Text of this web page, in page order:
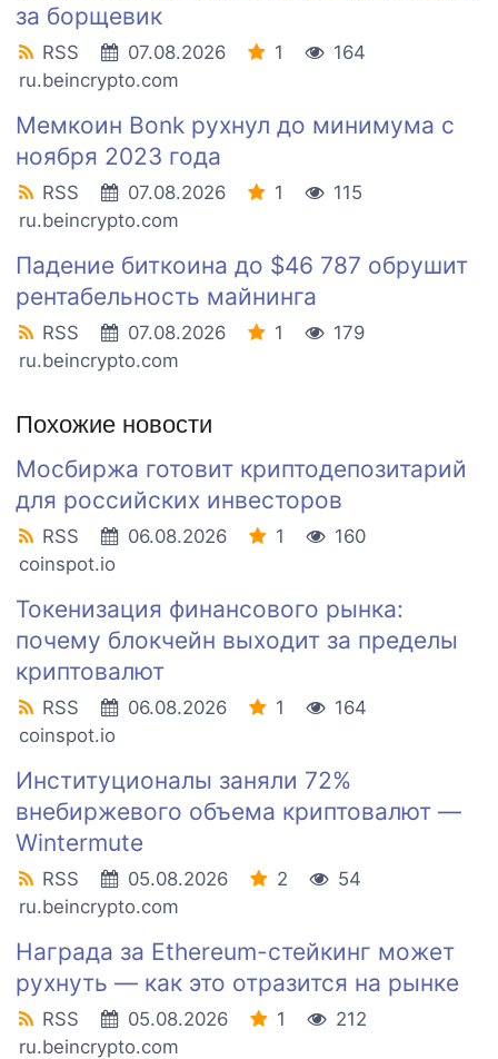
за борщевик
RSS 07.08.2026 1
164
ru.beincrypto.com
Мемкоин Bonk рухнул до минимума с
ноября 2023 года
RSS 07.08.2026 1
115
ru.beincrypto.com
Падение биткоина до $46 787 обрушит
рентабельность майнинга
RSS 07.08.2026 1
179
ru.beincrypto.com
Похожие новости
Мосбиржа готовит криптодепозитарий
для российских инвесторов
RSS 06.08.2026 1
160
coinspot.io
Токенизация финансового рынка:
почему блокчейн выходит за пределы
криптовалют
RSS 06.08.2026 1
164
coinspot.io
Институционалы заняли 72%
внебиржевого объема криптовалют —
Wintermute
RSS 05.08.2026 2
54
ru.beincrypto.com
Награда за Ethereum-стейкинг может
рухнуть — как это отразится на рынке
RSS 05.08.2026 1
212
ru.beincrypto.com